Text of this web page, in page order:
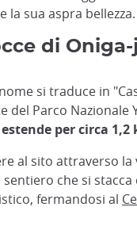
la sua aspra bellezza.
di
si traduce in
del Parco
per circa
al sito attraverso la
che si
fermandosi al